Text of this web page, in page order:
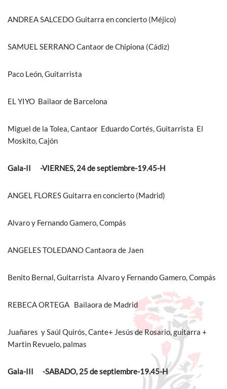
ANDREA SALCEDO Guitarra en concierto (Méjico)
SAMUEL SERRANO Cantaor de Chipiona (Cádiz)
Paco León, Guitarrista
EL YIYO Bailaor de Barcelona
Miguel de la Tolea, Cantaor Eduardo Cortés, Guitarrista El
Moskito, Cajón
Gala-II -VIERNES, 24 de septiembre-19.45-H
ANGEL FLORES Guitarra en concierto (Madrid)
Alvaro y Fernando Gamero, Compás
ANGELES TOLEDANO Cantaora de Jaen
Benito Bernal, Guitarrista Alvaro y Fernando Gamero, Compás
REBECA ORTEGA Bailaora de Madrid
Juañares y Saúl Quirós, Cante+ Jesús de Rosario, guitarra +
Martin Revuelo, palmas
Gala-III -SABADO, 25 deseptiembre-19.45-H